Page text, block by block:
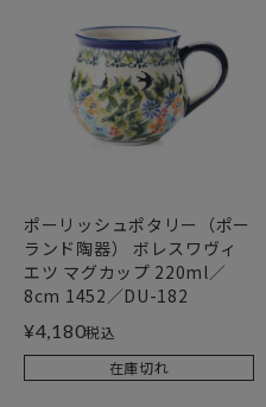
ポーリッシュポタリー（ポー
ランド陶器） ボレスワヴィ
エツ マグカップ 220ml／
8cm 1452／DU-182
¥4,180税込
在庫切れ